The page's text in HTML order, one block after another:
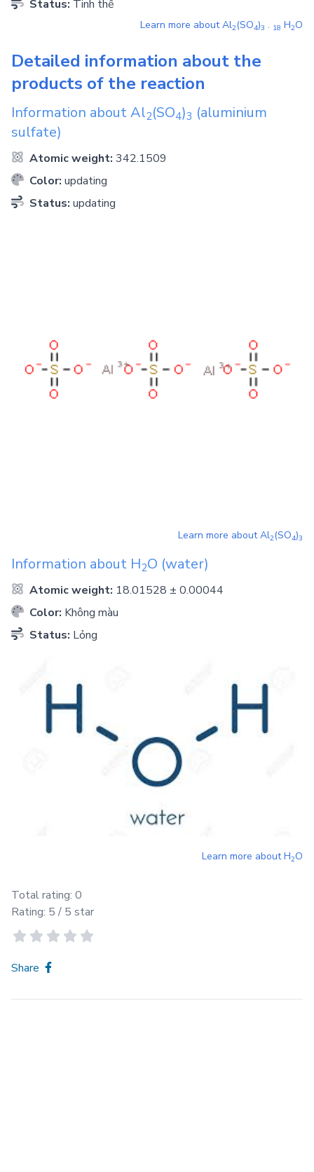
Status: Tinh thể
Learn more aboutAl2(SO4)3 . 18 H2O
Detailed information about the
products of the reaction
Information aboutAl2(SO4)3 (aluminium
sulfate)
Atomic weight: 342.1509
Color: updating
Status: updating
Learn more aboutAl2(SO4)3
Information about H2O (water)
Atomic weight: 18.01528 ± 0.00044
Color: Không màu
Status: Lỏng
Learn more aboutH2O
Total rating: 0
Rating: 5 / 5 star
Share